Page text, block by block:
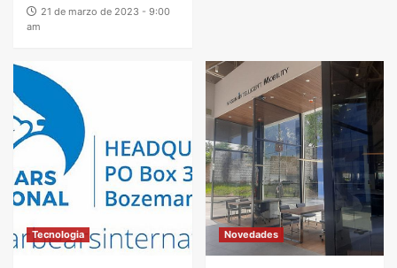
21 de marzo de 2023 - 9:00
am
Tecnologia Novedades